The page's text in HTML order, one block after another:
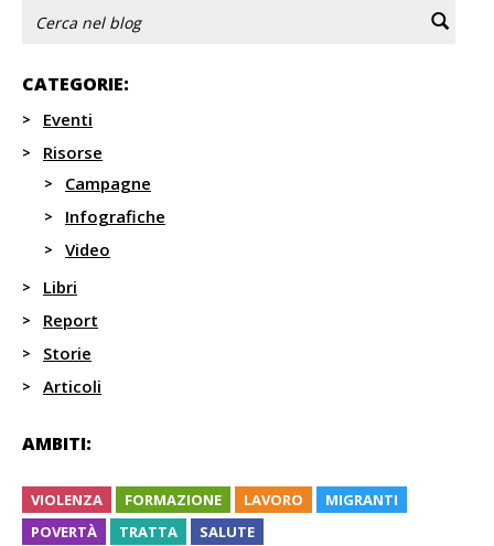
CATEGORIE:
Eventi
Risorse
Campagne
Infografiche
Video
Libri
Report
Storie
Articoli
AMBITI:
VIOLENZA FORMAZIONE LAVORO
MIGRANTI
POVERTÀ
TRATTA SALUTE